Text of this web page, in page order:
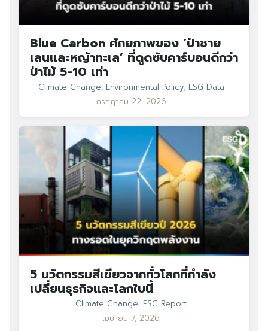
Search
Blue Carbon ศักยภาพของ ‘ป่าชาย
เลนและหญ้าทะเล’ ที่ดูดซับคาร์บอนดีกว่า
ป่าไม้ 5-10 เท่า
Climate Change, Environmental Policy, ESG Data
กรกฎาคม 22, 2026
5 นวัตกรรมสีเขียวจากทั่วโลกที่กำลัง
เปลี่ยนธุรกิจและโลกใบนี้
Climate Change, ESG Report
เมษายน 7, 2026